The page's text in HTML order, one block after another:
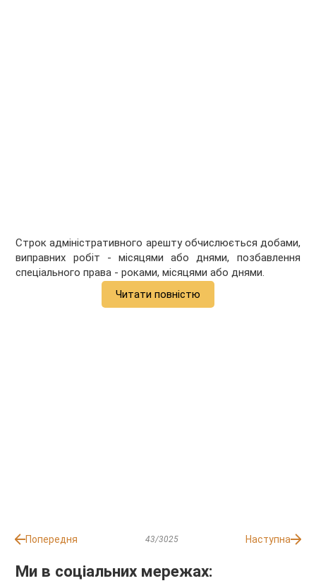
Строк адміністративного арешту обчислюється добами,
виправних робіт - місяцями або днями, позбавлення
спеціального права - роками, місяцями або днями.
Читати повністю
Попередня 43/3025 Наступна
Ми в соціальних мережах: